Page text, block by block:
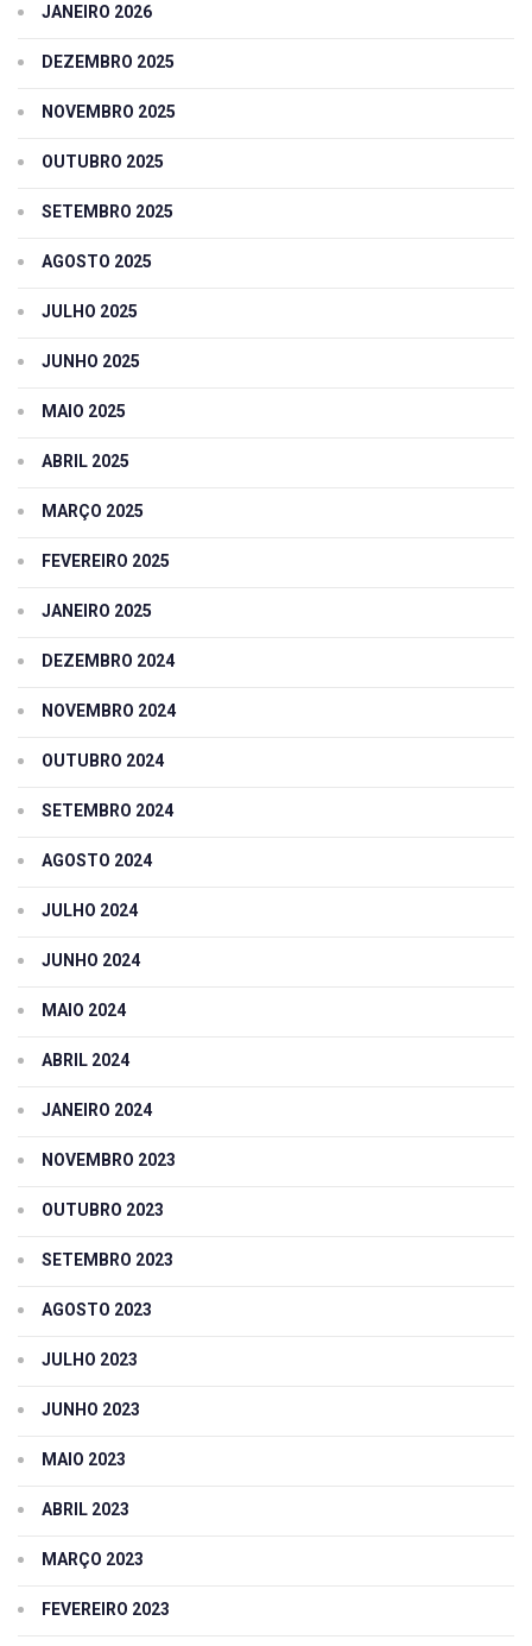
JANEIRO 2026
DEZEMBRO 2025
NOVEMBRO 2025
OUTUBRO 2025
SETEMBRO 2025
AGOSTO 2025
JULHO 2025
JUNHO 2025
MAIO 2025
ABRIL 2025
MARÇO 2025
FEVEREIRO 2025
JANEIRO 2025
DEZEMBRO 2024
NOVEMBRO 2024
OUTUBRO 2024
SETEMBRO 2024
AGOSTO 2024
JULHO 2024
JUNHO 2024
MAIO 2024
ABRIL 2024
JANEIRO 2024
NOVEMBRO 2023
OUTUBRO 2023
SETEMBRO 2023
AGOSTO 2023
JULHO 2023
JUNHO 2023
MAIO 2023
ABRIL 2023
MARÇO 2023
FEVEREIRO 2023